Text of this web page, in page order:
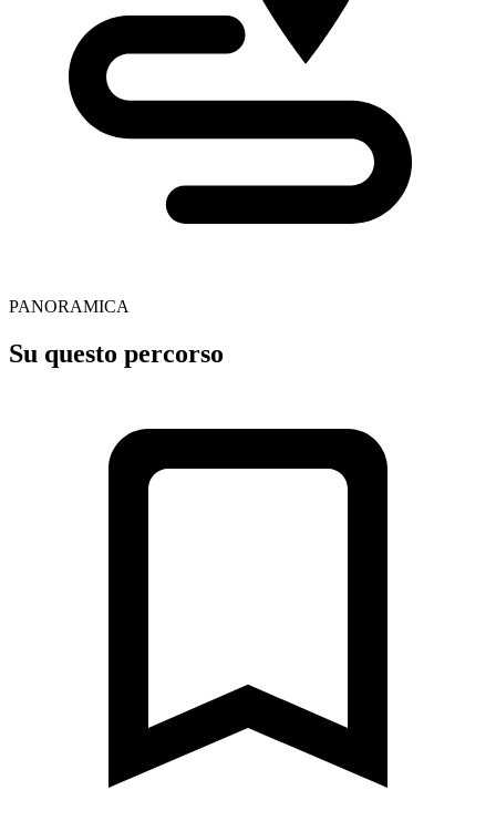
PANORAMICA
Su questo percorso